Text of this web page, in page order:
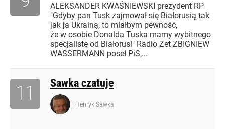
ALEKSANDER KWAŚNIEWSKI prezydent RP
"Gdyby pan Tusk zajmował się Białorusią tak
jak ja Ukrainą, to miałbym pewność,
że w osobie Donalda Tuska mamy wybitnego
specjalistę od Białorusi" Radio Zet ZBIGNIEW
WASSERMANN poseł PiS,...
Sawka czatuje
11 Henryk Sawka